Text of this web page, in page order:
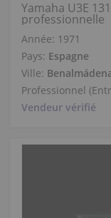
Yamaha U3E
professionnelle
Année: 1971
Pays: Espagne
Ville:
Professionnel
Vendeur vérifié